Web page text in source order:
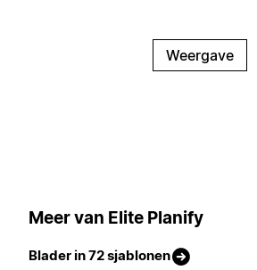
Weergave
Meer van Elite Planify
Blader in 72 sjablonen